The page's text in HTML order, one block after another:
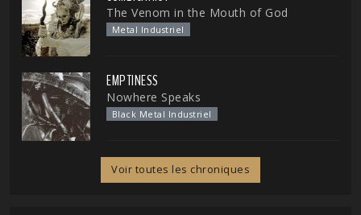
The Venom in the Mouth of God
Metal Industriel
EMPTINESS
Nowhere Speaks
Black Metal Industriel
Voir toutes les chroniques